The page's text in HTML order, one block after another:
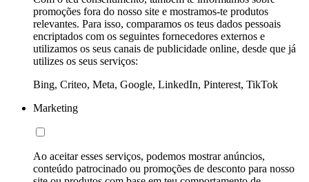
promoções fora do nosso site e mostramos-te produtos
relevantes. Para isso, comparamos os teus dados pessoais
encriptados com os seguintes fornecedores externos e
utilizamos os seus canais de publicidade online, desde que já
utilizes os seus serviços:
Bing, Criteo, Meta, Google, LinkedIn, Pinterest, TikTok
Marketing
Ao aceitar esses serviços, podemos mostrar anúncios,
conteúdo patrocinado ou promoções de desconto para nosso